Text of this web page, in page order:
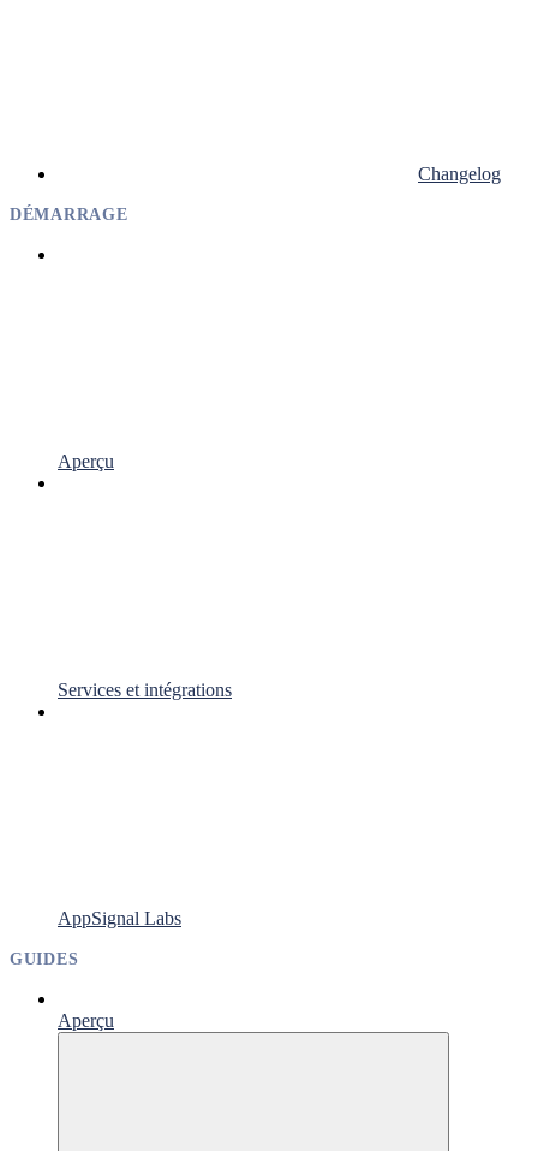
Changelog
DÉMARRAGE
Aperçu
Services et intégrations
AppSignal Labs
GUIDES
Aperçu